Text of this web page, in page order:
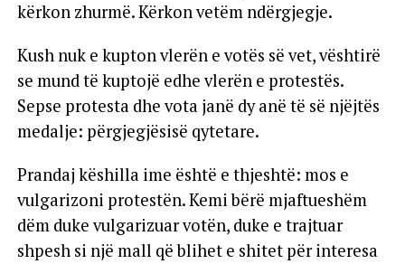
kërkon zhurmë. Kërkon vetëm ndërgjegje.
Kush nuk e kupton vlerën e votës së vet, vështirë
se mund të kuptojë edhe vlerën e protestës.
Sepse protesta dhe vota janë dy anë të së njëjtës
medalje: përgjegjësisë qytetare.
Prandaj këshilla ime është e thjeshtë: mos e
vulgarizoni protestën. Kemi bërë mjaftueshëm
dëm duke vulgarizuar votën, duke e trajtuar
shpesh si një mall që blihet e shitet për interesa